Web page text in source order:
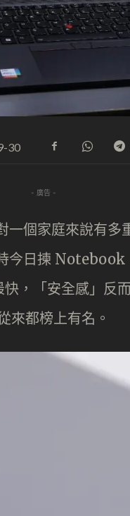
30
- 廣告 -
個家庭來說有多
日揀 Notebook
，「安全感」反
都榜上有名。